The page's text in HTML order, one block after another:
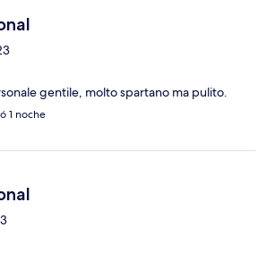
gentile, molto spartano ma pulito.
1 noche